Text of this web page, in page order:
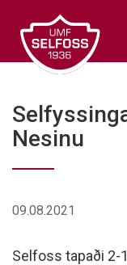
efni
Nesinu
09.08.2021
Selfoss tapaði 2-1